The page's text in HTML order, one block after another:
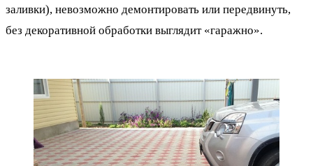
заливки), невозможно демонтировать или передвинуть,
без декоративной обработки выглядит «гаражно».